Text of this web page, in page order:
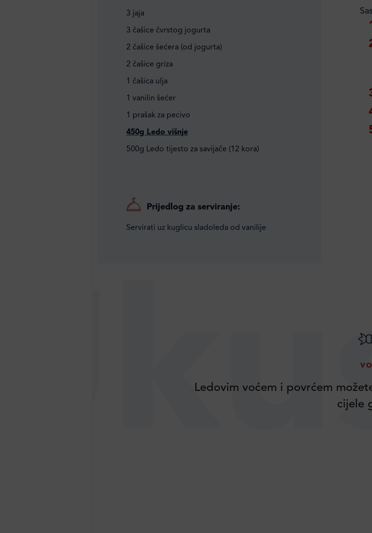
3 jaja
3 čašice čvrstog jogurta
2 čašice šećera (od jogurta)
2 čašice griza
1 čašica ulja
1 vanilin šećer
1 prašak za pecivo
450g Ledo višnje
500g Ledo tijesto za savijače (12 kora)
Prijedlog za serviranje:
Servirati uz kuglicu sladoleda od vanilije
Ledovim voćem i povrćem
cijele